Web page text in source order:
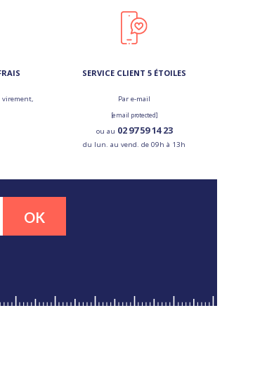
virement,
SERVICE CLIENT 5 ÉTOILES
Par e-mail
[email protected]
ou au 02 97 59 14 23
du lun. au vend. de 09h à 13h
OK